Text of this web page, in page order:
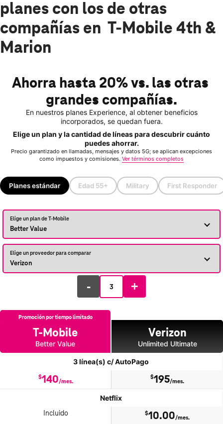
planes con los de otras
compañías en T-Mobile 4th &
Marion